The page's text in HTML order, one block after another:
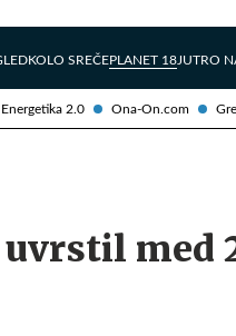
Energetika 2.0 Ona-On.com
KOLO SREČEPLANET 18JUTRO
uvrstil med